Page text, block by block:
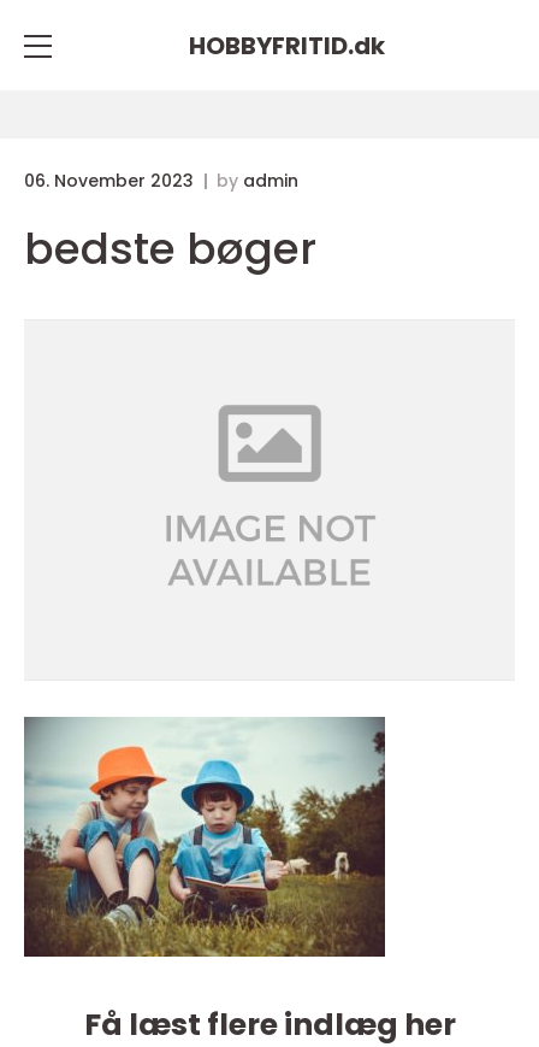
HOBBYFRITID.dk
06. November 2023 by admin
bedste bøger
Få læst flere indlæg her